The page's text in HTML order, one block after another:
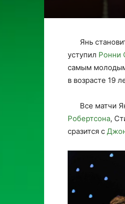
Янь
уступил Ронни
самым
в возрасте 19
Все матчи
Робертсона,
сразится с